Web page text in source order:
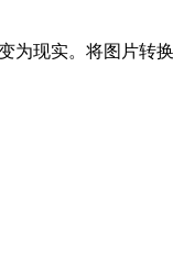
为现实。将图片转